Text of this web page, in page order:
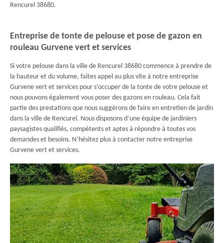
Rencurel 38680.
Entreprise de tonte de pelouse et pose de gazon en
rouleau Gurvene vert et services
Si votre pelouse dans la ville de Rencurel 38680 commence à prendre de
la hauteur et du volume, faites appel au plus vite à notre entreprise
Gurvene vert et services pour s’occuper de la tonte de votre pelouse et
nous pouvons également vous poser des gazons en rouleau. Cela fait
partie des prestations que nous suggérons de faire en entretien de jardin
dans la ville de Rencurel. Nous disposons d’une équipe de jardiniers
paysagistes qualifiés, compétents et aptes à répondre à toutes vos
demandes et besoins. N’hésitez plus à contacter notre entreprise
Gurvene vert et services.